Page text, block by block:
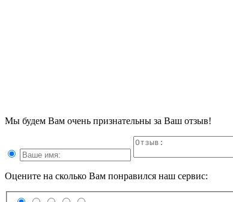
Мы будем Вам очень признательны за Ваш отзыв!
Оцените на сколько Вам понравился наш сервис: